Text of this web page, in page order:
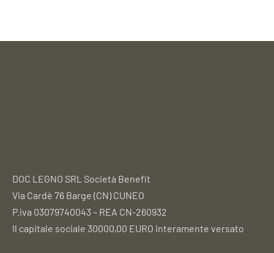
DOC LEGNO SRL Società Benefit
Via Cardè 76 Barge (CN) CUNEO
P.iva 03079740043 – REA CN-260932
Il capitale sociale 30000,00 EURO interamente versato